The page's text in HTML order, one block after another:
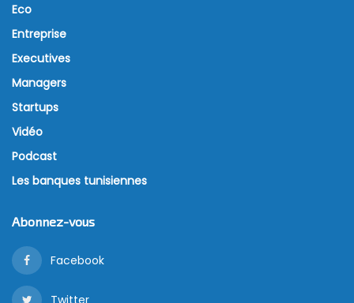
Eco
Entreprise
Executives
Managers
Startups
Vidéo
Podcast
Les banques tunisiennes
Abonnez-vous
Facebook
Twitter